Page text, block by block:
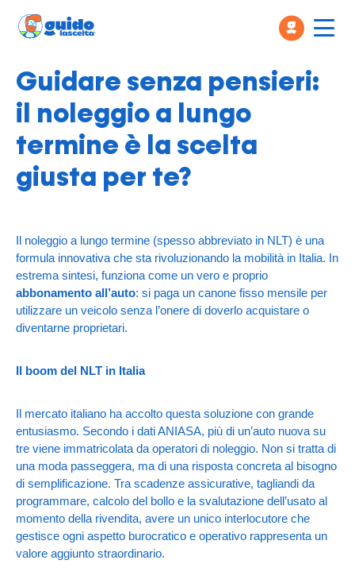
Guidare senza pensieri:
il noleggio a lungo
termine è la scelta
giusta per te?
Il noleggio a lungo termine (spesso abbreviato in NLT) è una
formula innovativa che sta rivoluzionando la mobilità in Italia. In
estrema sintesi, funziona come un vero e proprio
abbonamento all’auto: si paga un canone fisso mensile per
utilizzare un veicolo senza l’onere di doverlo acquistare o
diventarne proprietari.
Il boom del NLT in Italia
Il mercato italiano ha accolto questa soluzione con grande
entusiasmo. Secondo i dati ANIASA, più di un’auto nuova su
tre viene immatricolata da operatori di noleggio. Non si tratta di
una moda passeggera, ma di una risposta concreta al bisogno
di semplificazione. Tra scadenze assicurative, tagliandi da
programmare, calcolo del bollo e la svalutazione dell’usato al
momento della rivendita, avere un unico interlocutore che
gestisce ogni aspetto burocratico e operativo rappresenta un
valore aggiunto straordinario.